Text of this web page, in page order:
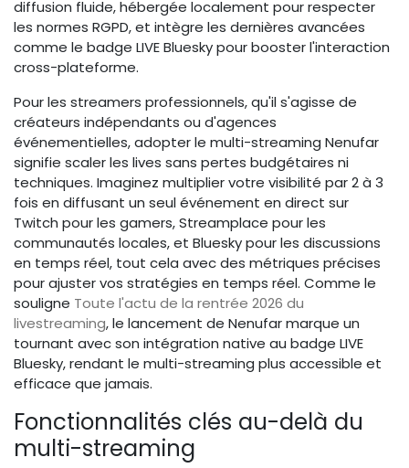
diffusion fluide, hébergée localement pour respecter
les normes RGPD, et intègre les dernières avancées
comme le badge LIVE Bluesky pour booster l'interaction
cross-plateforme.
Pour les streamers professionnels, qu'il s'agisse de
créateurs indépendants ou d'agences
événementielles, adopter le multi-streaming Nenufar
signifie scaler les lives sans pertes budgétaires ni
techniques. Imaginez multiplier votre visibilité par 2 à 3
fois en diffusant un seul événement en direct sur
Twitch pour les gamers, Streamplace pour les
communautés locales, et Bluesky pour les discussions
en temps réel, tout cela avec des métriques précises
pour ajuster vos stratégies en temps réel. Comme le
souligne Toute l'actu de la rentrée 2026 du
livestreaming, le lancement de Nenufar marque un
tournant avec son intégration native au badge LIVE
Bluesky, rendant le multi-streaming plus accessible et
efficace que jamais.
Fonctionnalités clés au-delà du
multi-streaming